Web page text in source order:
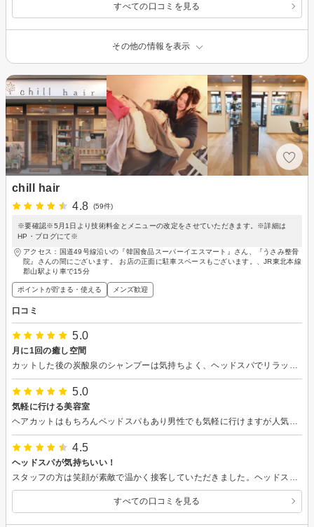
すべての口コミを見る
その他の情報を表示
chill hair
4.8
(59件)
※要確認※5月1日より技術料金とメニューの改定をさせていただきます。※詳細は
HP・ブログにて※
アクセス：国道49号線沿いの『韓国食品スーパーイエスマート』さん、『うさみ整骨
院』さんの間にございます。 お店の正面に駐車スペースもございます。、JR東北本線
郡山駅より車で15分
ポイントが貯まる・使える メンズ歓迎
口コミ
5.0
月に1回の癒し空間
5.0
気軽に行ける美容室
4.5
ヘッドスパが気持ちいい！
すべての口コミを見る